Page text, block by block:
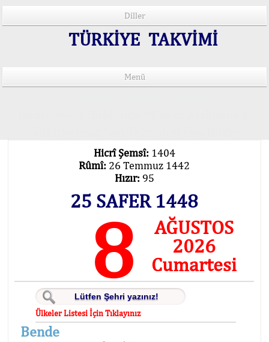
Diller
TÜRKİYE TAKVİMİ
Menü
Hicrî Şemsî: 1404
Rûmî: 26 Temmuz 1442
Hızır: 95
25 SAFER 1448
8
AĞUSTOS
2026
Cumartesi
Ülkeler Listesi İçin Tıklayınız
Bende